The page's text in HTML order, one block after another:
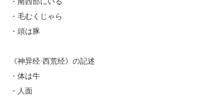
・毛むくじゃら
・頭は豚
《神异经·西荒经》の記述
・体は牛
・人面